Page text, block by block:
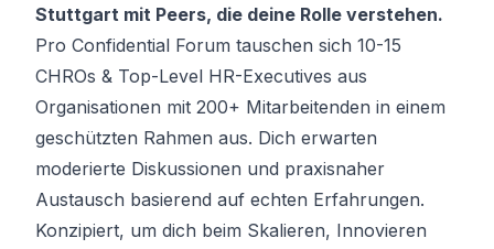
Stuttgart mit Peers, die deine Rolle verstehen.
Pro Confidential Forum tauschen sich 10-15
CHROs & Top-Level HR-Executives aus
Organisationen mit 200+ Mitarbeitenden in einem
geschützten Rahmen aus. Dich erwarten
moderierte Diskussionen und praxisnaher
Austausch basierend auf echten Erfahrungen.
Konzipiert, um dich beim Skalieren, Innovieren